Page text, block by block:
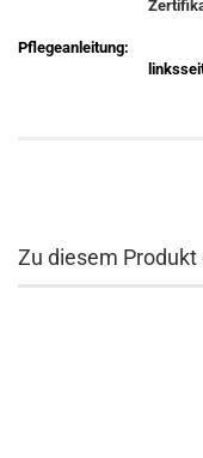
Pflegeanleitung:
Zu diesem